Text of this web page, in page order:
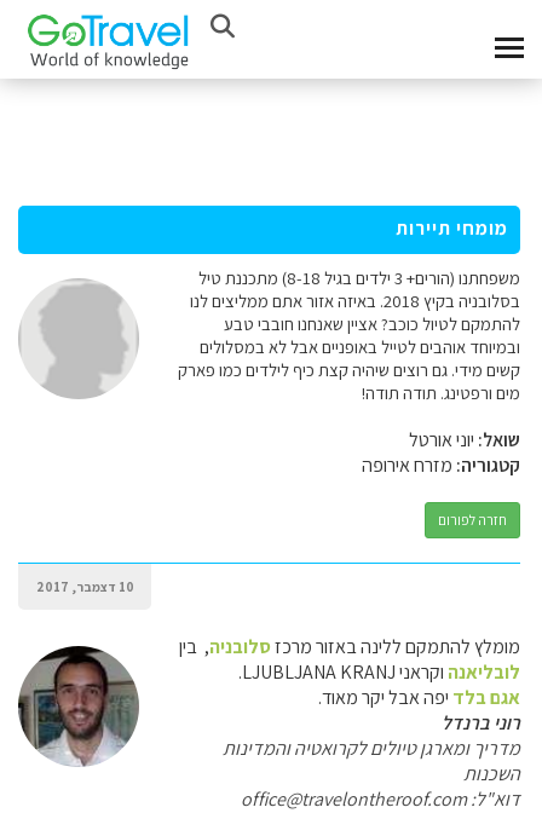
מומחי תיירות
משפחתנו (הורים+ 3 ילדים בגיל 8-18) מתכננת טיל
בסלובניה בקיץ 2018. באיזה אזור אתם ממליצים לנו
להתמקם לטיול כוכב? אציין שאנחנו חובבי טבע
ובמיוחד אוהבים לטייל באופניים אבל לא במסלולים
קשים מידי. גם רוצים שיהיה קצת כיף לילדים כמו פארק
מים ורפטינג. תודה תודה!
שואל: יוני אורטל
קטגוריה: מזרח אירופה
חזרה לפורום
10 דצמבר, 2017
מומלץ להתמקם ללינה באזור מרכזסלובניה, בין
לובליאנה וקראני LJUBLJANA KRANJ.
אגם בלד יפה אבל יקר מאוד.
רוני ברנדל
מדריך ומארגן טיולים לקרואטיה והמדינות
השכנות
דוא"ל: office@travelontheroof.com